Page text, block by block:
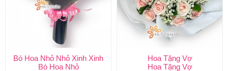
Bó Hoa Nhỏ Nhỏ Xinh Xinh
Bó Hoa Nhỏ
Hoa Tặng Vợ
Hoa Tặng Vợ